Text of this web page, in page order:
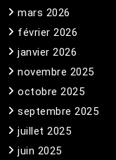
mars 2026
février 2026
janvier 2026
novembre 2025
octobre 2025
septembre 2025
juillet 2025
juin 2025